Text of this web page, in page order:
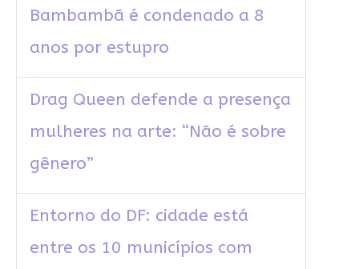
Bambambã é condenado a 8
anos por estupro
Drag Queen defende a presença
mulheres na arte: “Não é sobre
gênero”
Entorno do DF: cidade está
entre os 10 municípios com